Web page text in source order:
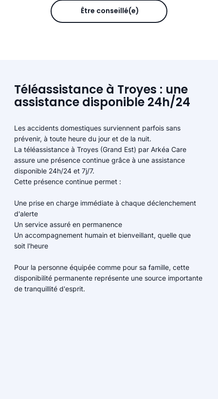
Être conseillé(e)
Téléassistance à Troyes : une
assistance disponible 24h/24
Les accidents domestiques surviennent parfois sans
prévenir, à toute heure du jour et de la nuit.
La téléassistance à Troyes (Grand Est) par Arkéa Care
assure une présence continue grâce à une assistance
disponible 24h/24 et 7j/7.
Cette présence continue permet :
Une prise en charge immédiate à chaque déclenchement
d'alerte
Un service assuré en permanence
Un accompagnement humain et bienveillant, quelle que
soit l'heure
Pour la personne équipée comme pour sa famille, cette
disponibilité permanente représente une source importante
de tranquillité d'esprit.